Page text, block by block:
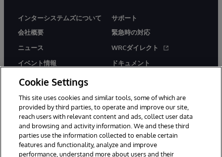
インターシステムズについて
会社概要
ニュース
イベント情報
採用情報
サポート
緊急時の対応
WRCダイレクト
ドキュメント
© 1996-2026Y InterSystems Corporation, Boston, MA. All Rights
Cookie Settings
This site uses cookies and similar tools, some of which are
provided by third parties, to operate and improve our site,
reach users with relevant content and ads, collect user data
and browsing and activity information. We and these third
parties use the information collected to enable certain
features and functionality, analyze and improve
performance, understand more about users and their